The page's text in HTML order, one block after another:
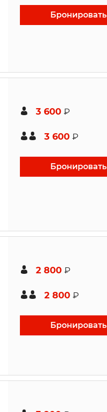
Бронировать
3 600 ₽
3 600 ₽
Бронировать
2 800 ₽
2 800 ₽
Бронировать